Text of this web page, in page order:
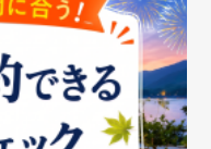
セシビリティの取り組み
タル
Cookieポリシー
リティ基本方針